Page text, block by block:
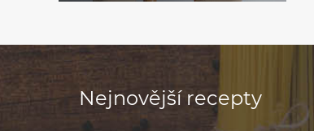
Nejnovější recepty